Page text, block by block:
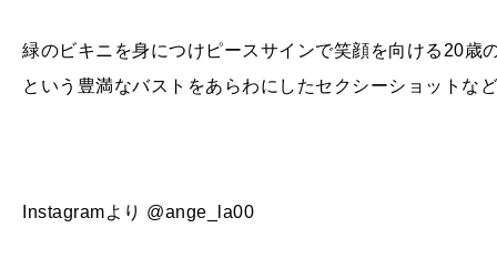
緑のビキニを身につけピースサインで笑顔を向ける20歳
という豊満なバストをあらわにしたセクシーショットな
Instagramより @ange_la00